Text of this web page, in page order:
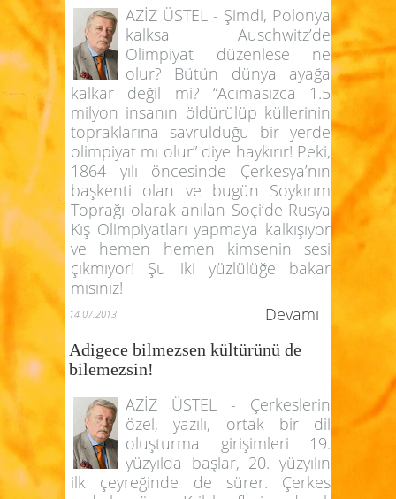
AZİZ ÜSTEL - Şimdi, Polonya
kalksa Auschwitz’de
Olimpiyat düzenlese ne
olur? Bütün dünya ayağa
kalkar değil mi? “Acımasızca 1.5
milyon insanın öldürülüp küllerinin
topraklarına savrulduğu bir yerde
olimpiyat mı olur” diye haykırır! Peki,
1864 yılı öncesinde Çerkesya’nın
başkenti olan ve bugün Soykırım
Toprağı olarak anılan Soçi’de Rusya
Kış Olimpiyatları yapmaya kalkışıyor
ve hemen hemen kimsenin sesi
çıkmıyor! Şu iki yüzlülüğe bakar
mısınız!
14.07.2013 Devamı
Adigece bilmezsen kültürünü de
bilemezsin!
AZİZ ÜSTEL - Çerkeslerin
özel, yazılı, ortak bir dil
oluşturma girişimleri 19.
yüzyılda başlar, 20. yüzyılın
ilk çeyreğinde de sürer. Çerkes